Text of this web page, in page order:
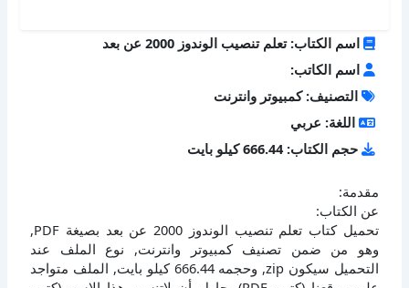
اسم الكتاب: تعلم تنصيب الوندوز 2000 عن بعد
اسم الكاتب:
التصنيف: كمبيوتر وانترنت
اللغة: عربي
حجم الكتاب: 666.44 كيلو بايت
مقدمة:
عن الكتاب:
تحميل كتاب تعلم تنصيب الوندوز 2000 عن بعد بصيغة PDF,
وهو من ضمن تصنيف كمبيوتر وانترنت, نوع الملف عند
التحميل سيكون zip, وحجمه 666.44 كيلو بايت, الملف متواجد